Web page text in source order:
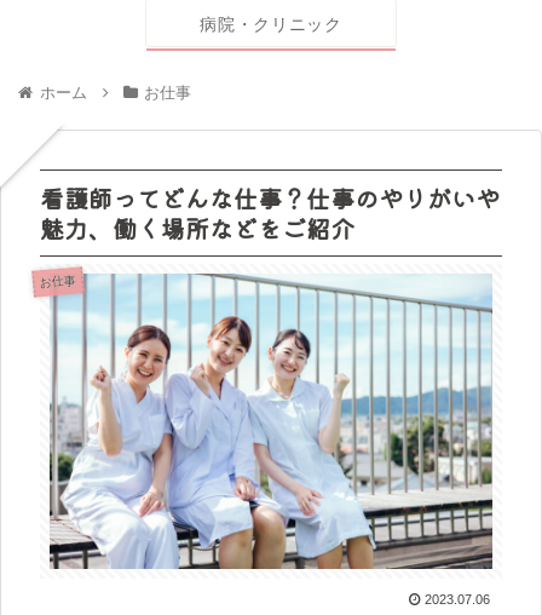
病院・クリニック
ホーム お仕事
看護師ってどんな仕事？仕事のやりがいや
魅力、働く場所などをご紹介
お仕事
2023.07.06